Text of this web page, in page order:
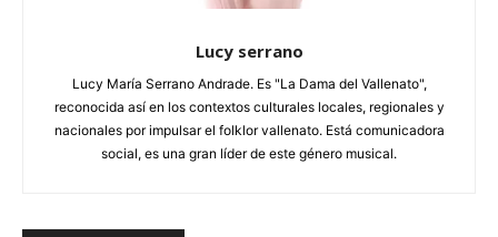
Lucy serrano
Lucy María Serrano Andrade. Es "La Dama del Vallenato",
reconocida así en los contextos culturales locales, regionales y
nacionales por impulsar el folklor vallenato. Está comunicadora
social, es una gran líder de este género musical.